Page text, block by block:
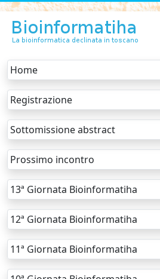
Home
Registrazione
Sottomissione abstract
Prossimo incontro
13ª Giornata Bioinformatiha
12ª Giornata Bioinformatiha
11ª Giornata Bioinformatiha